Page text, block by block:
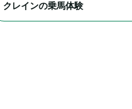
クレインの乗馬体験